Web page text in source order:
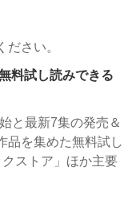
さい。
料試し読みできる
と最新7集の発売＆
品を集めた無料試し
ストア」ほか主要